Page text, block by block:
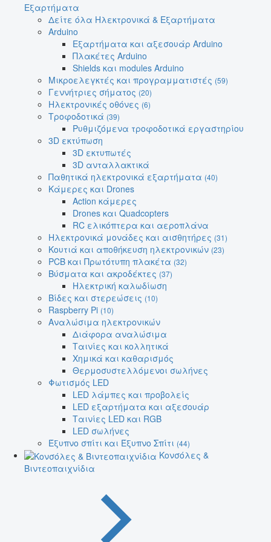
Εξαρτήματα
Δείτε όλα Ηλεκτρονικά & Εξαρτήματα
Arduino
Εξαρτήματα και αξεσουάρ Arduino
Πλακέτες Arduino
Shields και modules Arduino
Μικροελεγκτές και προγραμματιστές (59)
Γεννήτριες σήματος (20)
Ηλεκτρονικές οθόνες (6)
Τροφοδοτικά (39)
Ρυθμιζόμενα τροφοδοτικά εργαστηρίου
3D εκτύπωση
3D εκτυπωτές
3D ανταλλακτικά
Παθητικά ηλεκτρονικά εξαρτήματα (40)
Κάμερες και Drones
Action κάμερες
Drones και Quadcopters
RC ελικόπτερα και αεροπλάνα
Ηλεκτρονικά μονάδες και αισθητήρες (31)
Κουτιά και αποθήκευση ηλεκτρονικών (23)
PCB και Πρωτότυπη πλακέτα (32)
Βύσματα και ακροδέκτες (37)
Ηλεκτρική καλωδίωση
Βίδες και στερεώσεις (10)
Raspberry Pi (10)
Αναλώσιμα ηλεκτρονικών
Διάφορα αναλώσιμα
Ταινίες και κολλητικά
Χημικά και καθαρισμός
Θερμοσυστελλόμενοι σωλήνες
Φωτισμός LED
LED λάμπες και προβολείς
LED εξαρτήματα και αξεσουάρ
Ταινίες LED και RGB
LED σωλήνες
Έξυπνο σπίτι και Έξυπνο Σπίτι (44)
Κονσόλες &
Βιντεοπαιχνίδια